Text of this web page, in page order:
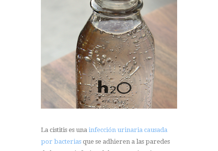
La cistitis es una infección urinaria causada
por bacterias que se adhieren a las paredes